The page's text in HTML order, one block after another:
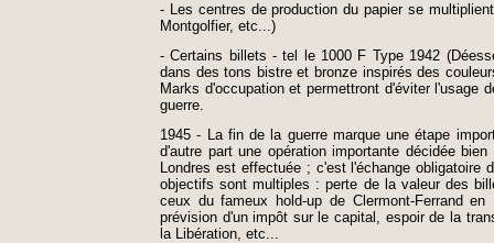
- Les centres de production du papier se
Montgolfier, etc...)
- Certains billets - tel le 1000 F Type 1942
dans des tons bistre et bronze inspirés des
Marks d'occupation et permettront d'éviter
guerre.
1945 - La fin de la guerre marque une étape
d'autre part une opération importante décidée
Londres est effectuée ; c'est l'échange
objectifs sont multiples : perte de la valeur des
ceux du fameux hold-up de Clermont-Ferrand
prévision d'un impôt sur le capital, espoir de la
la Libération, etc...